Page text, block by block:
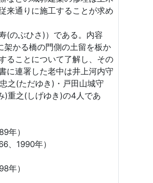
来通りに施工することが求め
(のぶひさ)）である。内容
架かる橋の門側の土留を板か
ることについて了解し、その
に連署した老中は井上河内守
之(ただゆき)・戸田山城守
)重之(しげゆき)の4人であ
年）
、1990年）
年）